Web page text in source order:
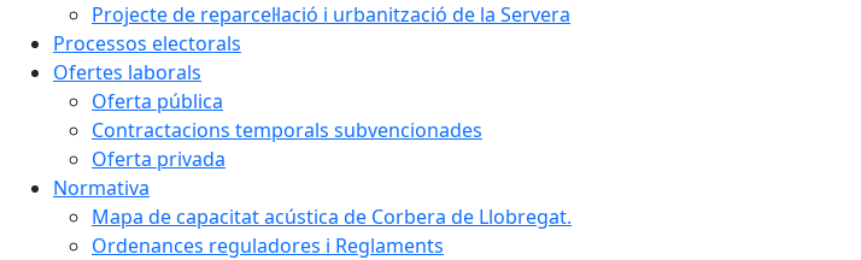
Projecte de reparcel·lació i urbanització de la Servera
Processos electorals
Ofertes laborals
Oferta pública
Contractacions temporals subvencionades
Oferta privada
Normativa
Mapa de capacitat acústica de Corbera de Llobregat.
Ordenances reguladores i Reglaments